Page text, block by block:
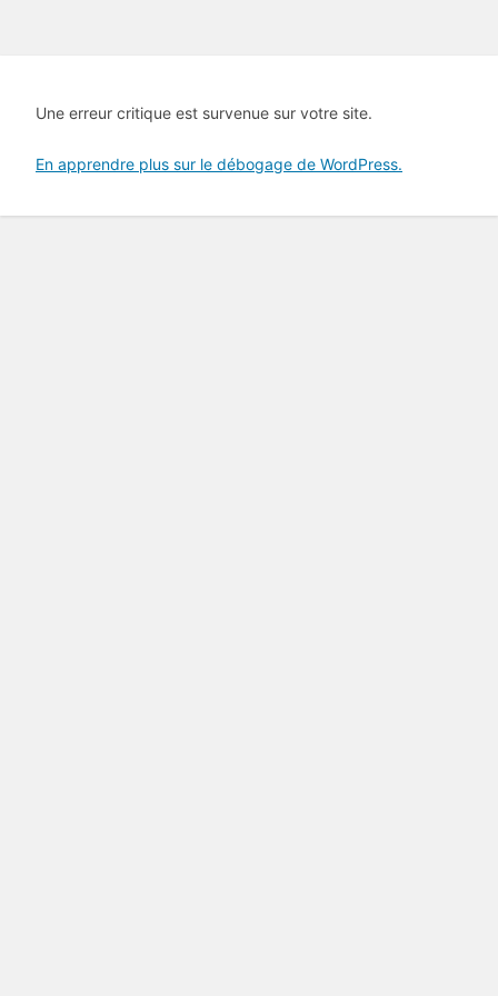
Une erreur critique est survenue sur votre site.
En apprendre plus sur le débogage de WordPress.